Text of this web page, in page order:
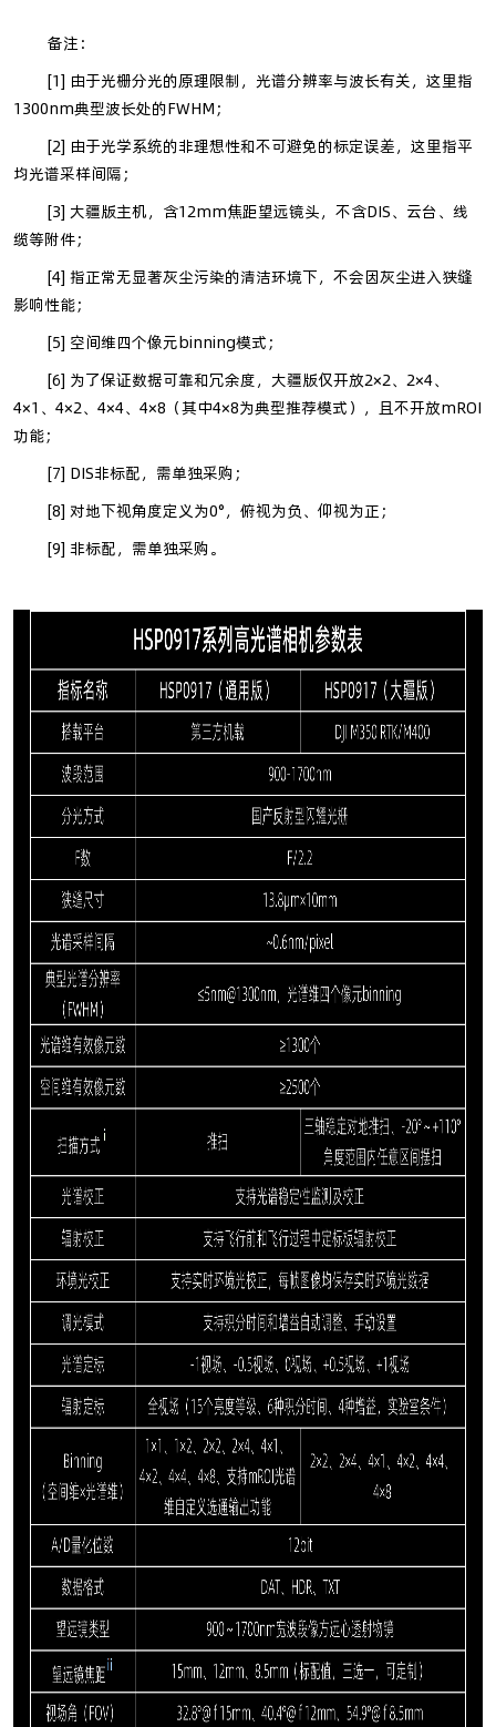
备注：
[1] 由于光栅分光的原理限制，光谱分辨率与波长有关，这里指
1300nm典型波长处的FWHM；
[2] 由于光学系统的非理想性和不可避免的标定误差，这里指平
均光谱采样间隔；
[3] 大疆版主机，含12mm焦距望远镜头，不含DIS、云台、线
缆等附件；
[4] 指正常无显著灰尘污染的清洁环境下，不会因灰尘进入狭缝
影响性能；
[5] 空间维四个像元binning模式；
[6] 为了保证数据可靠和冗余度，大疆版仅开放2×2、2×4、
4×1、4×2、4×4、4×8（其中4×8为典型推荐模式），且不开放mROI
功能；
[7] DIS非标配，需单独采购；
[8] 对地下视角度定义为0°，俯视为负、仰视为正；
[9] 非标配，需单独采购。